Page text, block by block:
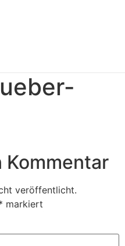
Kommentar
veröffentlicht.
markiert